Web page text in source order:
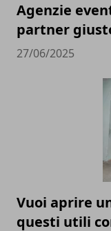
Agenzie
partner
27/06/2025
Vuoi aprire
questi utili